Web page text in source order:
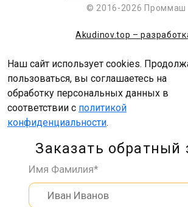
© 2016-2026 Проммаш
Akudinov.top –
Наш сайт использует cookies.
пользоваться, вы соглашаетесь на
обработку персональных данных в
соответствии с политикой
конфиденциальности.
Заказать обратный
Имя Фамилия*